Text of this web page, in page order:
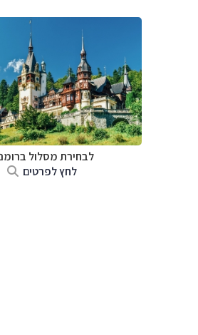
לבחירת מסלול
לחץ לפרטים